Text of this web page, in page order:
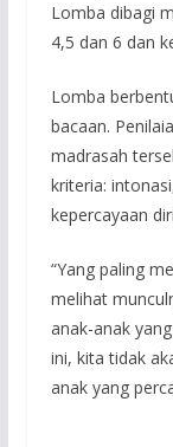
Lomba dibagi
4,5 dan 6 dan
Lomba
bacaan.
madrasah
kriteria:
kepercayaan
“Yang paling
melihat
anak-anak
ini, kita tidak
anak yang